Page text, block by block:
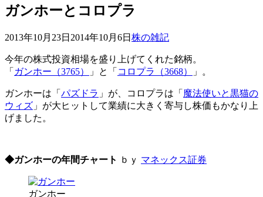
ガンホーとコロプラ
2013年10月23日 2014年10月6日 株の雑記
今年の株式投資相場を盛り上げてくれた銘柄。
「 ガンホー（3765） 」と「 コロプラ（3668） 」。
ガンホーは「 パズドラ 」が、コロプラは「 魔法使いと黒猫の
ウィズ 」が大ヒットして業績に大きく寄与し株価もかなり上
げました。
◆ガンホーの年間チャート ｂｙ マネックス証券
ガンホー